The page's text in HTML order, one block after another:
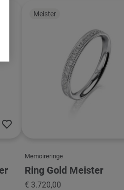
Meister
Memoireringe
Ring Gold Meister
€ 3.720,00